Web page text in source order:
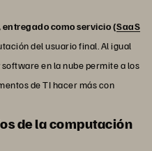
como servicio (SaaS
del usuario final. Al igual
en la nube permite a los
de TI hacer más con
de la computación